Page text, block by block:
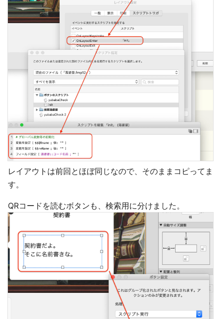
レイアウトは前回とほぼ同じなので、そのままコピってま
す。
QRコードを読むボタンも、検索用に分けました。